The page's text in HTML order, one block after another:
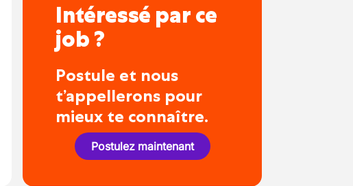
Intéressé par ce
job ?
Postule et nous
t’appellerons pour
mieux te connaître.
Postulez maintenant